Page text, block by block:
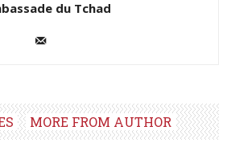
du Tchad
MORE FROM AUTHOR